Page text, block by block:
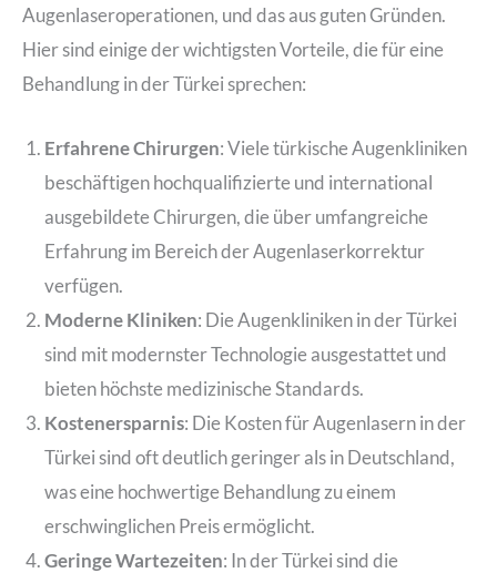
Augenlaseroperationen, und das aus guten Gründen.
Hier sind einige der wichtigsten Vorteile, die für eine
Behandlung in der Türkei sprechen:
Erfahrene Chirurgen: Viele türkische Augenkliniken
beschäftigen hochqualifizierte und international
ausgebildete Chirurgen, die über umfangreiche
Erfahrung im Bereich der Augenlaserkorrektur
verfügen.
Moderne Kliniken: Die Augenkliniken in der Türkei
sind mit modernster Technologie ausgestattet und
bieten höchste medizinische Standards.
Kostenersparnis: Die Kosten für Augenlasern in der
Türkei sind oft deutlich geringer als in Deutschland,
was eine hochwertige Behandlung zu einem
erschwinglichen Preis ermöglicht.
Geringe Wartezeiten: In der Türkei sind die